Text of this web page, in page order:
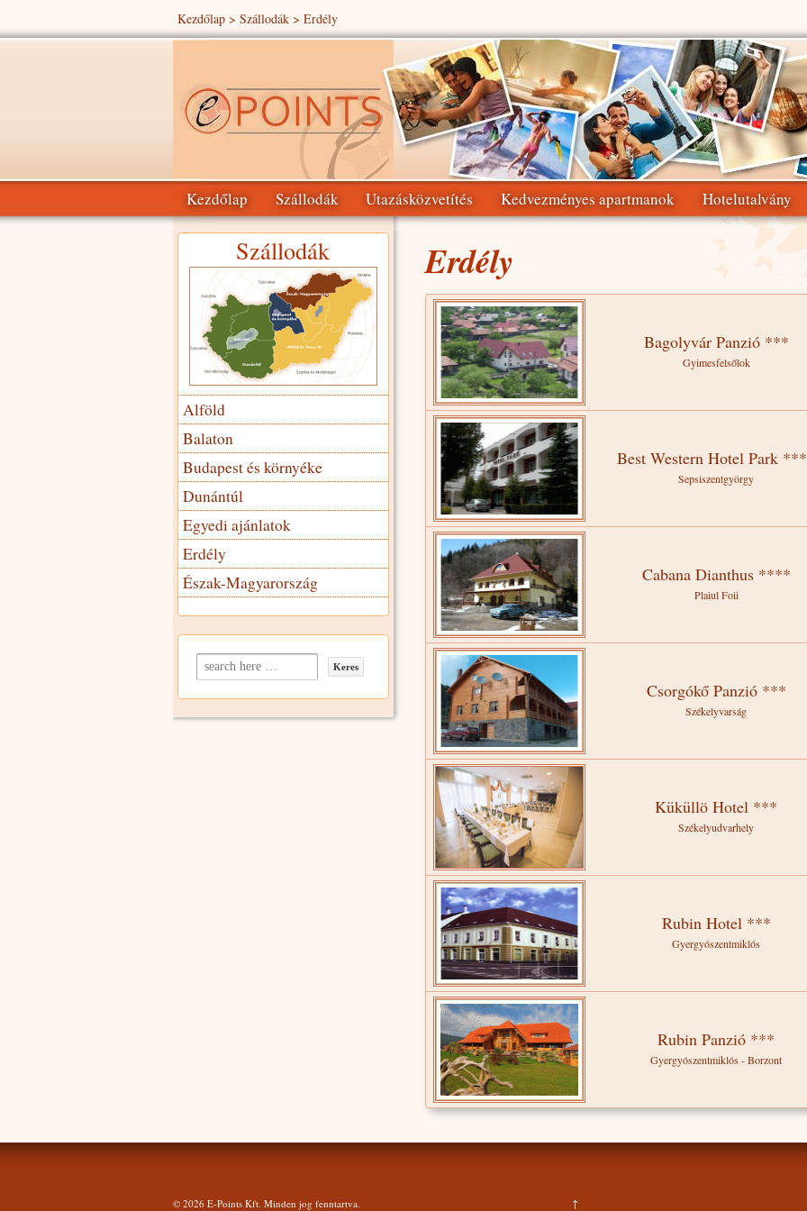
Kezdőlap > Szállodák > Erdély
Kezdőlap Szállodák Utazásközvetítés Kedvezményes apartmanok Hotelutalvány
Erdély
Bagolyvár Panzió ***
Gyimesfelsőlok
Best Western Hotel Park
Sepsiszentgyörgy
Cabana Dianthus ****
Plaiul Foii
Csorgókő Panzió ***
Székelyvarság
Küküllö Hotel ***
Székelyudvarhely
Rubin Hotel ***
Gyergyószentmiklós
Rubin Panzió ***
Gyergyószentmiklós - Borzont
Szállodák
Alföld
Balaton
Budapest és környéke
Dunántúl
Egyedi ajánlatok
Erdély
Észak-Magyarország
Search for:
© 2026 E-Points Kft. Minden jog fenntartva. ↑